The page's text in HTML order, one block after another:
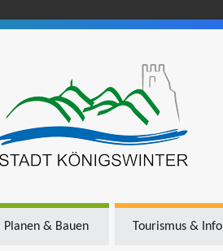
Planen & Bauen Tourismus & Info